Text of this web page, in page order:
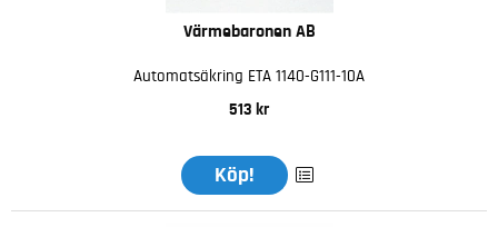
Värmebaronen AB
Automatsäkring ETA 1140-G111-10A
513 kr
Köp!